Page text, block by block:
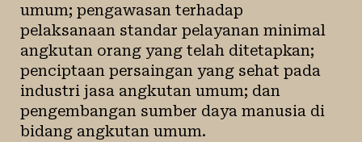
umum; pengawasan terhadap
pelaksanaan standar pelayanan minimal
angkutan orang yang telah ditetapkan;
penciptaan persaingan yang sehat pada
industri jasa angkutan umum; dan
pengembangan sumber daya manusia di
bidang angkutan umum.